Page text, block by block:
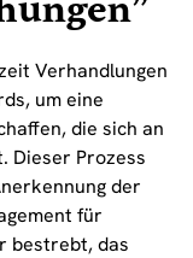
Verhandlungen
um eine
die sich an
Dieser Prozess
der
für
bestrebt, das